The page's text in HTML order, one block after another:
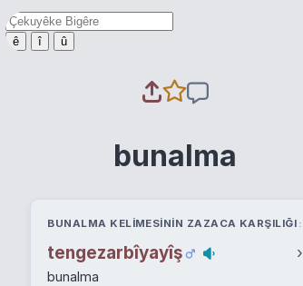
ê î û
bunalma
BUNALMA KELIMESININ ZAZACA KARŞILIĞI
tengezarbîyayîş ›
bunalma